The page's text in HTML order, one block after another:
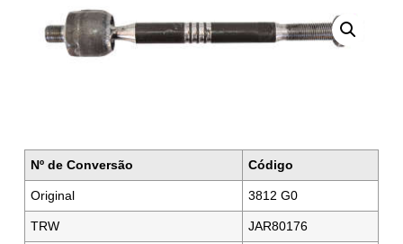
Nº de Conversão Código
Original 3812 G0
TRW JAR80176